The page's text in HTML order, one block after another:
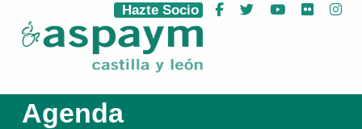
ASPAYM Castilla y León
Hazte Socio Facebook
Twitter YouTube
Flickr
Agenda